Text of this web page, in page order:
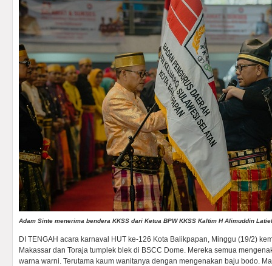
Adam Sinte menerima bendera KKSS dari Ketua BPW KKSS Kaltim H Alimuddin
DI TENGAH acara karnaval HUT ke-126 Kota Balikpapan, Minggu (19/2)
Makassar dan Toraja tumplek blek di BSCC Dome. Mereka semua
warna warni. Terutama kaum wanitanya dengan mengenakan baju bodo.